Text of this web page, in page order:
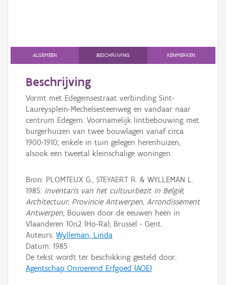
Persoon of collectief
Downloads
Hergebruik
Aanmelden
ALGEMEEN BESCHRIJVING KENMERKEN
Beschrijving
Vormt met Edegemsestraat verbinding Sint-
Laureysplein-Mechelsesteenweg en vandaar naar
centrum Edegem. Voornamelijk lintbebouwing met
burgerhuizen van twee bouwlagen vanaf circa
1900-1910; enkele in tuin gelegen herenhuizen,
alsook een tweetal kleinschalige woningen.
Bron: PLOMTEUX G., STEYAERT R. & WYLLEMAN L.
1985: Inventaris van het cultuurbezit in België,
Architectuur, Provincie Antwerpen, Arrondissement
Antwerpen, Bouwen door de eeuwen heen in
Vlaanderen 10n2 (Ho-Ra), Brussel - Gent.
Auteurs: Wylleman, Linda
Datum: 1985
De tekst wordt ter beschikking gesteld door:
Agentschap Onroerend Erfgoed (AOE)